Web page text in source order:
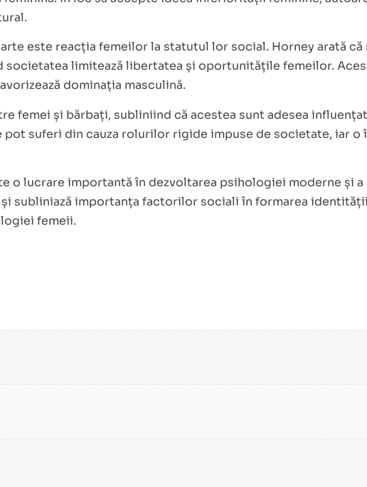
este reacția femeilor la statutul lor social. Horney arată
societatea limitează libertatea și oportunitățile femeilor.
dominația masculină.
femei și bărbați, subliniind că acestea sunt adesea
suferi din cauza rolurilor rigide impuse de societate, iar
o lucrare importantă în dezvoltarea psihologiei moderne și
subliniază importanța factorilor sociali în formarea
femeii.